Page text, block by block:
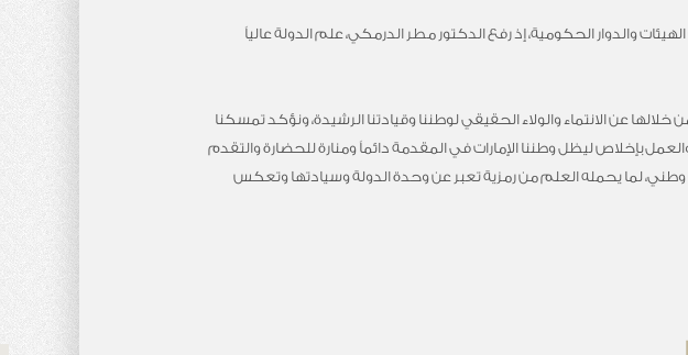
والدوار الحكومية، إذ رفع الدكتور مطر الدرمكي، علم الدولة عالياً
عن الانتماء والولاء الحقيقي لوطننا وقيادتنا الرشيدة، ونؤكد تمسكنا
بإخلاص ليظل وطننا الإمارات في المقدمة دائماً ومنارة للحضارة والتقدم
وطني، لما يحمله العلم من رمزية تعبر عن وحدة الدولة وسيادتها وتعكس